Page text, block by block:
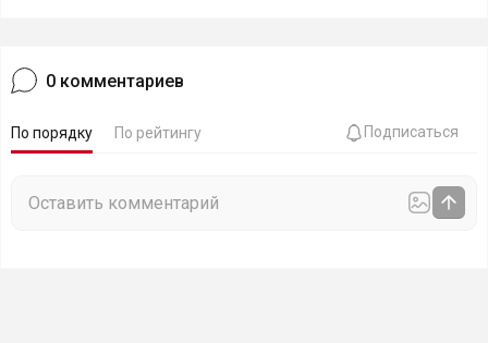
0 комментариев
По порядку По рейтингу Подписаться